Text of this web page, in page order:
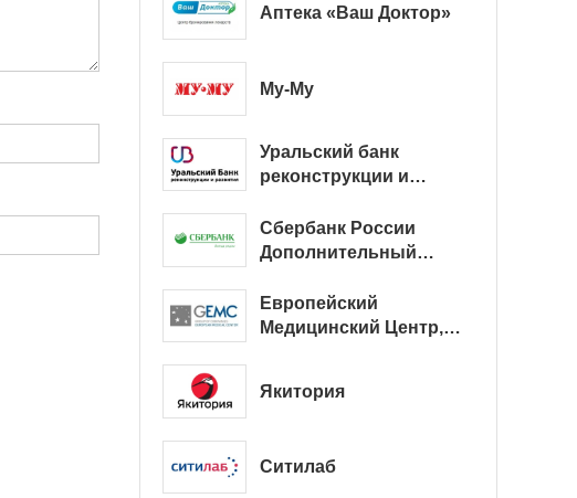
Аптека «Ваш Доктор»
Му-Му
Уральский банк
реконструкции и
Сбербанк России
Дополнительный
Европейский
Медицинский Центр,
Якитория
Ситилаб